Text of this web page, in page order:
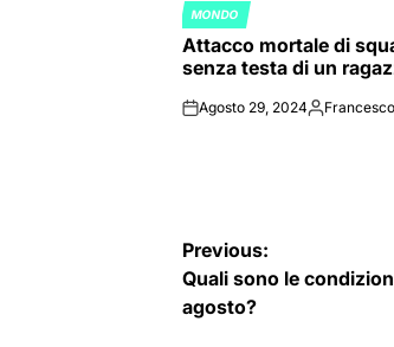
POSTED
IN
MONDO
Attacco mortale di
senza testa di un
onAgosto 29, 2024Posted
Navigazione
articoli
Previous:
Quali sono le
agosto?